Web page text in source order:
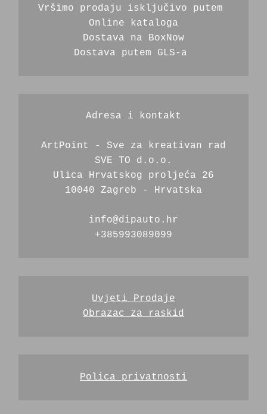
Vršimo prodaju isključivo putem
Online kataloga
Dostava na BoxNow
Dostava putem GLS-a
Adresa i kontakt
ArtPoint - Sve za kreativan rad
SVE TO d.o.o.
Ulica Hrvatskog proljeća 26
10040 Zagreb - Hrvatska
info@dipauto.hr
+385993089099
Uvjeti Prodaje
Obrazac za raskid
Polica privatnosti